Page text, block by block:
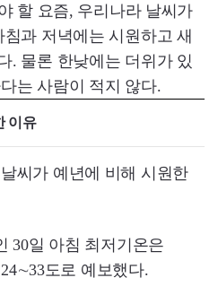
할 요즘, 우리나라 날씨가
과 저녁에는 시원하고 새
. 물론 한낮에는 더위가 있
는 사람이 적지 않다.
이유
씨가 예년에 비해 시원한
30일 아침 최저기온은
도로 예보했다.